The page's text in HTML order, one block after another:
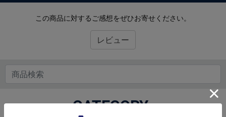
この商品に対するご感想をぜひお寄せください。
レビュー
CATEGORY